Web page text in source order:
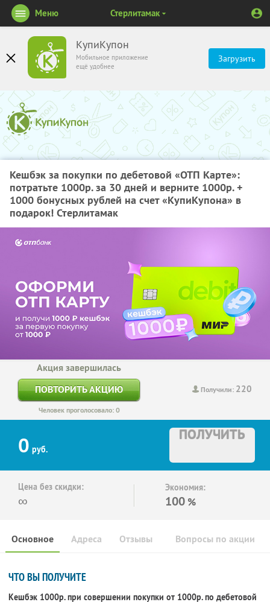
КупиКупон
Мобильное приложение
ещё удобнее
Загрузить
Меню Стерлитамак
Кешбэк за покупки по дебетовой «ОТП Карте»:
потратьте 1000р. за 30 дней и верните 1000р. +
1000 бонусных рублей на счет «КупиКупона» в
подарок! Стерлитамак
Получили: 220
Акция завершилась
ПОВТОРИТЬ АКЦИЮ
Человек проголосовало: 0
0 руб.
ПОЛУЧИТЬ
Цена без скидки:
∞
Экономия:
100 %
Основное Отзывы Вопросы по акции
Адреса
ЧТО ВЫ ПОЛУЧИТЕ
Кешбэк 1000р. при совершении покупки от 1000р. по дебетовой